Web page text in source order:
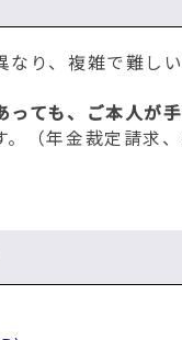
り、複雑で難し
っても、ご本人が
（年金裁定請求